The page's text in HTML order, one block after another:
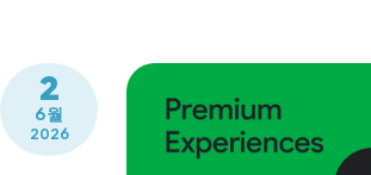
2
6월
2026